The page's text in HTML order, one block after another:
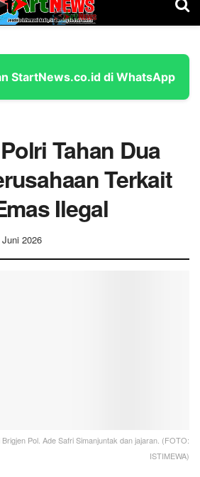
StartNews.co.id di WhatsApp
Tahan Dua
Terkait
Ilegal
2026
Pol. Ade Safri Simanjuntak dan jajaran. (FOTO:
ISTIMEWA)